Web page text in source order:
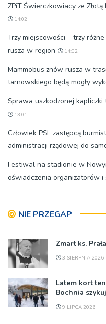
ZPiT Świerczkowiacy ze
14:02
Trzy miejscowości – trzy
rusza w region
14:02
Mammobus znów rusza w
tarnowskiego będą mogły
Sprawa uszkodzonej
13:01
Człowiek PSL zastępcą
administracji rządowej do
Festiwal na stadionie w
oświadczenia organizatorów i
NIE PRZEGAP
Zmarł ks.
3 SIERPNIA 2026
Latem kort
Bochnia
9 LIPCA 2026